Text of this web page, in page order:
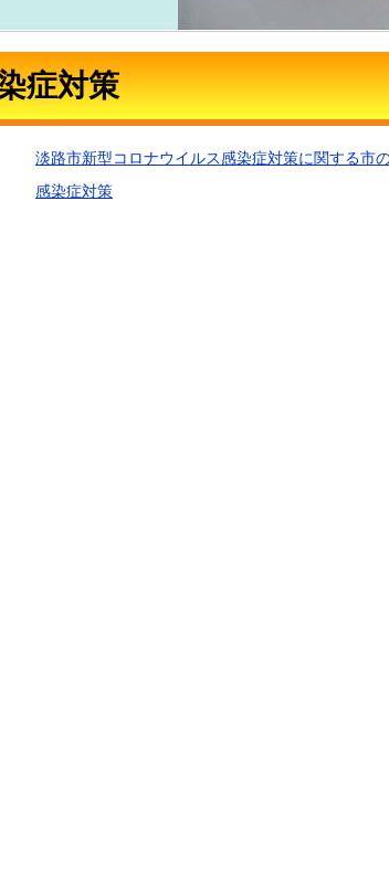
症対策
淡路市新型コロナウイルス感染症対策に関する市
感染症対策